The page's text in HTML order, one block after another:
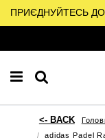
ПРИЄДНУЙТЕСЬ ДО
adidas Padel